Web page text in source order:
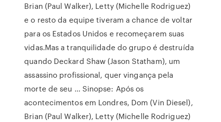
Brian (Paul Walker), Letty (Michelle Rodriguez)
e o resto da equipe tiveram a chance de voltar
para os Estados Unidos e recomeçarem suas
vidas.Mas a tranquilidade do grupo é destruída
quando Deckard Shaw (Jason Statham), um
assassino profissional, quer vingança pela
morte de seu … Sinopse: Após os
acontecimentos em Londres, Dom (Vin Diesel),
Brian (Paul Walker), Letty (Michelle Rodriguez)